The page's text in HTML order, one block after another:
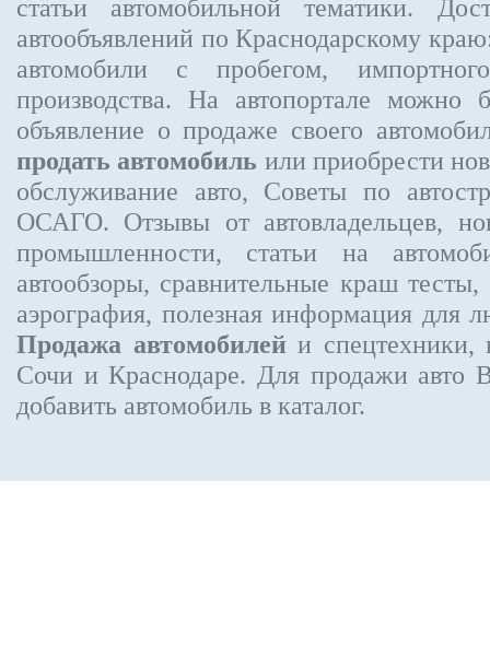
статьи автомобильной тематики.
автообъявлений по Краснодарскому
автомобили с пробегом,
производства. На автопортале можно
объявление о продаже своего
продать автомобиль или приобрести
обслуживание авто, Советы по
ОСАГО. Отзывы от автовладельцев,
промышленности, статьи на
автообзоры, сравнительные краш
аэрография, полезная информация для
Продажа автомобилей и спецтехники,
Сочи и Краснодаре. Для продажи авто
добавить автомобиль в каталог.